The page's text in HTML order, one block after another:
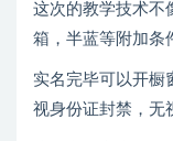
这次的教学技术不
箱，半蓝等附加条
实名完毕可以开橱
视身份证封禁，无